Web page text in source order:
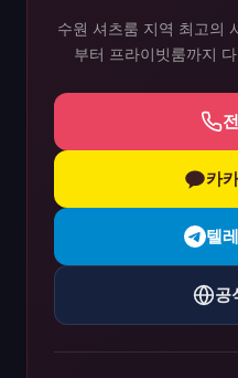
수원 셔츠룸 지역 최고의
부터 프라이빗룸까지
카
텔
공